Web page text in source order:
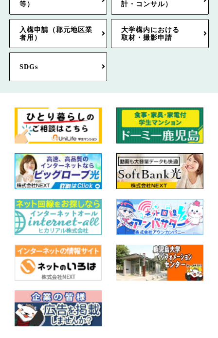
等）
計・コンサル）
入構申請（郡元地区業
者用）
大学構内における
取材・撮影申請
SDGs